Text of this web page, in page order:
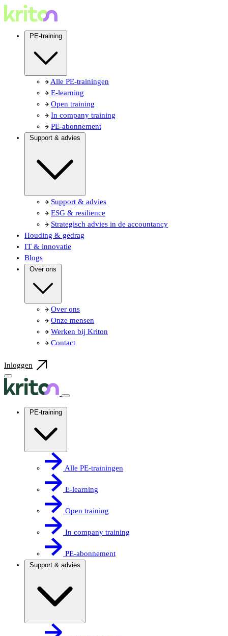
PE-training
Alle PE-trainingen
E-learning
Open training
In company training
PE-abonnement
Support & advies
Support & advies
ESG & resilience
Strategisch advies in de accountancy
Houding & gedrag
IT & innovatie
Blogs
Over ons
Over ons
Onze mensen
Werken bij Kriton
Contact
Inloggen
PE-training
Alle PE-trainingen
E-learning
Open training
In company training
PE-abonnement
Support & advies